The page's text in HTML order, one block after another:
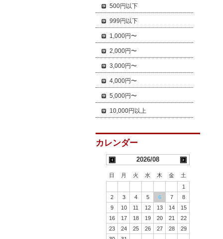
500円以下
999円以下
1,000円〜
2,000円〜
3,000円〜
4,000円〜
5,000円〜
10,000円以上
カレンダー
2026/08
日 月 火 水 木 金
土
1
2
3 4 5 6 7
8
9
10 11 12 13 14
15
16
17 18 19 20 21
22
23
24 25 26 27 28
29